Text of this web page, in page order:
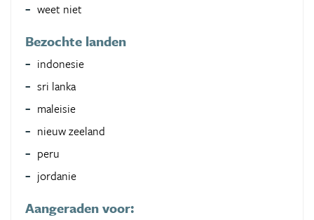
weet niet
Bezochte landen
indonesie
sri lanka
maleisie
nieuw zeeland
peru
jordanie
Aangeraden voor: